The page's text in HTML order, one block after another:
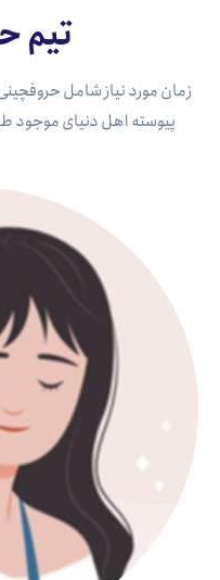
تیم
زمان مورد نیاز شامل
پیوسته اهل دنیای موجود